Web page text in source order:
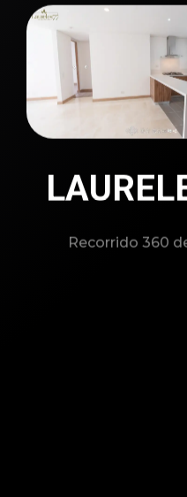
Recorrido 360